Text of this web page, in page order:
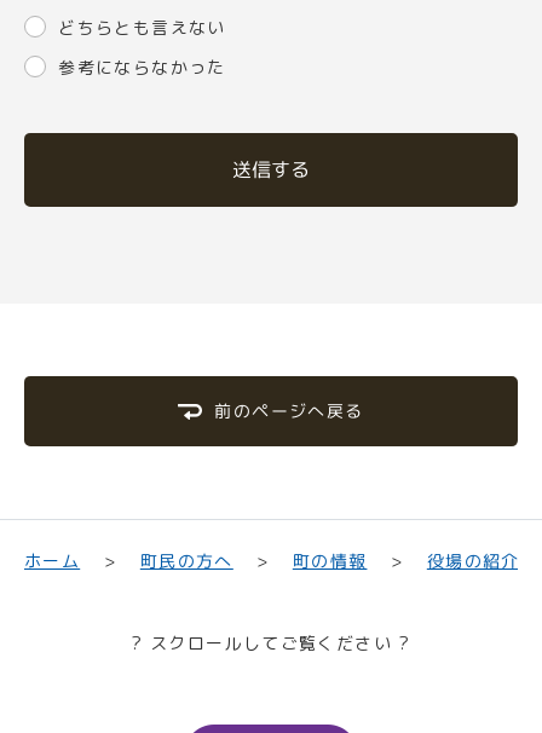
どちらとも言えない
参考にならなかった
送信する
前のページへ戻る
ホーム 町民の方へ 町の情報 役場の紹介
? スクロールしてご覧ください ?